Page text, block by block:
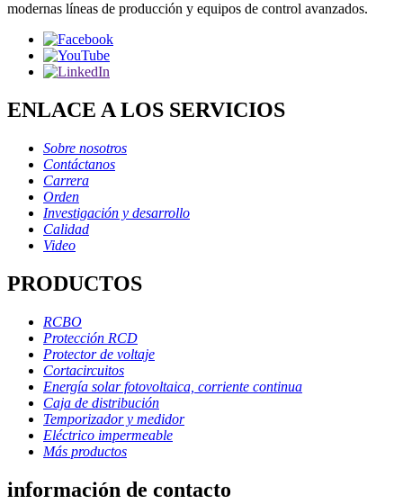
modernas líneas de producción y equipos de control avanzados.
ENLACE A LOS SERVICIOS
Sobre nosotros
Contáctanos
Carrera
Orden
Investigación y desarrollo
Calidad
Video
PRODUCTOS
RCBO
Protección RCD
Protector de voltaje
Cortacircuitos
Energía solar fotovoltaica, corriente continua
Caja de distribución
Temporizador y medidor
Eléctrico impermeable
Más productos
información de contacto